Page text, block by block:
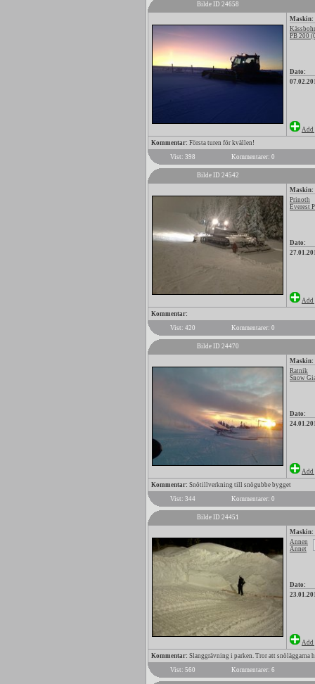
Bilde ID 24658
Maskin:
PB 200
Dato:
Add
Kommentar: Första turen för kvällen!
Vist: 398
Kommentarer: 0
Bilde ID 24542
Maskin:
Prinoth
Everest
Dato:
Add
Kommentar:
Vist: 420
Kommentarer: 0
Bilde ID 24470
Maskin:
Ratnik
Snow
Dato:
Add
Kommentar: Snötillverkning till snögubbe bygget
Vist: 344
Kommentarer: 0
Bilde ID 24451
Maskin:
Annen
Annet
Dato:
Add
Kommentar: Slanggrävning i parken. Tror att snöläggarna
Vist: 560
Kommentarer: 6